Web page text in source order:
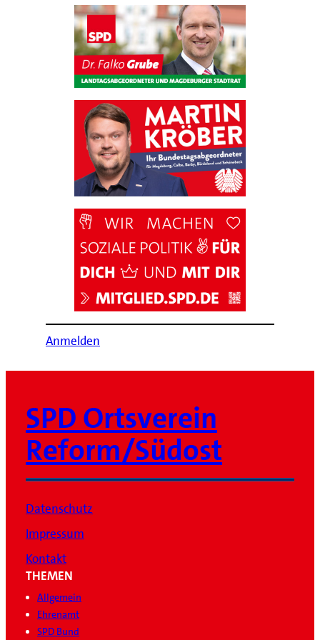
Anmelden
SPD Ortsverein
Reform/Südost
Datenschutz
Impressum
Kontakt
THEMEN
Allgemein
Ehrenamt
SPD Bund